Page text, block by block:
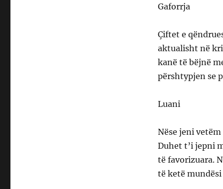
Gaforrja
Çiftet e
aktualisht në
kanë të bëjnë
përshtypjen se
Luani
Nëse jeni
Duhet t’i jepni
të favorizuara.
të ketë